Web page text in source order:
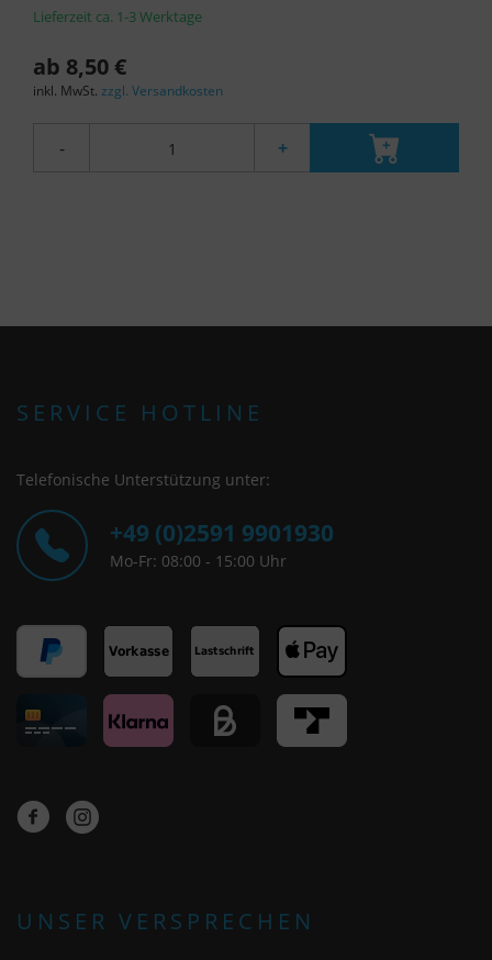
Lieferzeit ca. 1-3 Werktage
ab 8,50 €
inkl. MwSt. zzgl. Versandkosten
- +
SERVICE HOTLINE
Telefonische Unterstützung unter:
+49 (0)2591 9901930
Mo-Fr: 08:00 - 15:00 Uhr
UNSER VERSPRECHEN